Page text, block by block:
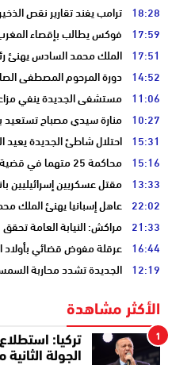
18:28 ترامب يفند تقارير نقص
17:59 فوكس يطالب بإقصاء المغرب
17:51 الملك محمد السادس يهنئ
14:52 دورة المرحوم المصطفى
11:06 مستشفى الجديدة ينفي
10:27 منارة سيدي مصباح تستعيد
15:31 احتلال شاطئ الجديدة
15:16 محاكمة 25 متهما في قضية الهجرة إلى سبتة
13:33 مقتل عسكريين إسرائيليين
22:02 عاهل إسبانيا يهنئ الملك
21:33 مراكش: النيابة العامة
16:44 عرقلة مفوض قضائي بأولاد
12:19 الجديدة تشدد محاربة
الأكثر مشاهدة
1
تركيا:
الجولة